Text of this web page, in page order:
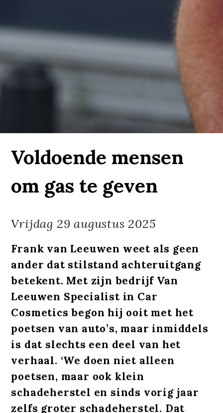
Voldoende mensen
om gas te geven
Vrijdag 29 augustus 2025
Frank van Leeuwen weet als geen
ander dat stilstand achteruitgang
betekent. Met zijn bedrijf Van
Leeuwen Specialist in Car
Cosmetics begon hij ooit met het
poetsen van auto’s, maar inmiddels
is dat slechts een deel van het
verhaal. ‘We doen niet alleen
poetsen, maar ook klein
schadeherstel en sinds vorig jaar
zelfs groter schadeherstel. Dat